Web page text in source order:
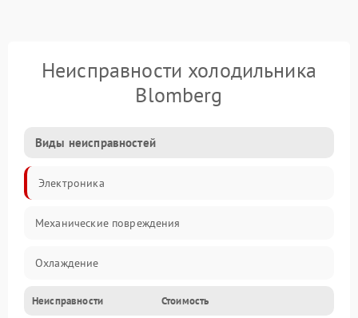
Неисправности холодильника
Blomberg
Виды неисправностей
Электроника
Механические повреждения
Охлаждение
Механика
Неисправности Стоимость